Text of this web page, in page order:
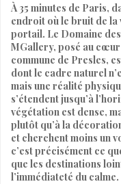
À 35 minutes de Paris,
endroit où le bruit de la
portail. Le Domaine
MGallery, posé au
commune de Presles,
dont le cadre naturel
mais une réalité
s’étendent jusqu’à
végétation est dense,
plutôt qu’à la
et cherchent moins un
c’est précisément ce
que les destinations
l’immédiateté du calme.